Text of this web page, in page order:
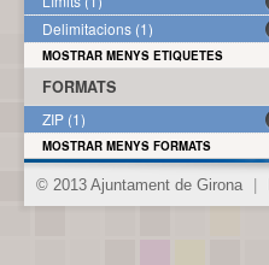
Delimitacions (1)
MOSTRAR MENYS ETIQUETES
FORMATS
ZIP (1)
MOSTRAR MENYS FORMATS
© 2013 Ajuntament de Girona